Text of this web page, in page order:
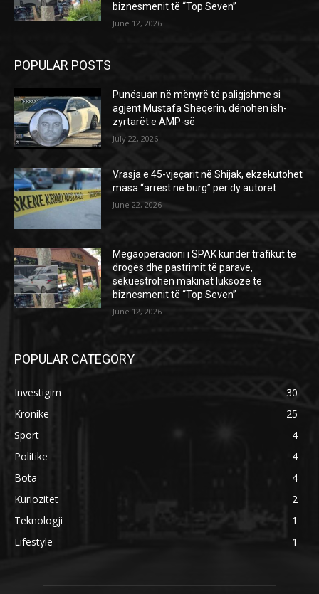
biznesmenit të “Top Seven”
June 12, 2026
POPULAR POSTS
Punësuan në mënyrë të paligjshme si
agjent Mustafa Sheqerin, dënohen ish-
zyrtarët e AMP-së
July 22, 2026
Vrasja e 45-vjeçarit në Shijak, ekzekutohet
masa “arrest në burg” për dy autorët
June 22, 2026
Megaoperacioni i SPAK kundër trafikut të
drogës dhe pastrimit të parave,
sekuestrohen makinat luksoze të
biznesmenit të “Top Seven”
June 12, 2026
POPULAR CATEGORY
Investigim
30
Kronike
25
Sport
4
Politike
4
Bota
4
Kuriozitet
2
Teknologji
1
Lifestyle
1